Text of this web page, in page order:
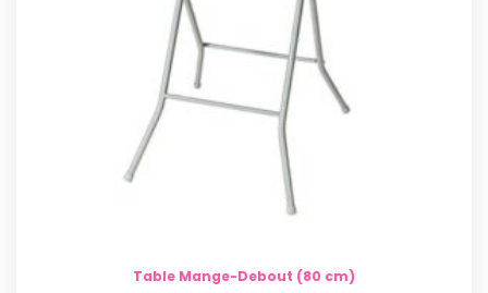
Table Mange-Debout (80 cm)